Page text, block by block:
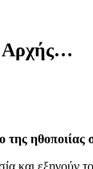
Αρχής…
της ηθοποιίας
και εξηγούν